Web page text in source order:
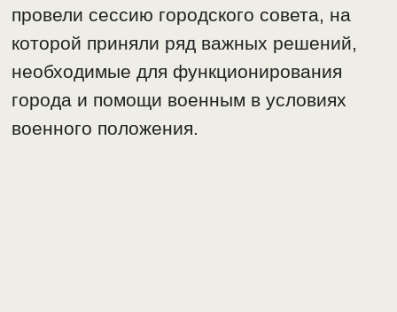
провели сессию городского совета, на
которой приняли ряд важных решений,
необходимые для функционирования
города и помощи военным в условиях
военного положения.